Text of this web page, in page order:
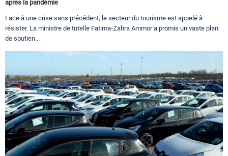
après la pandémie
Face à une crise sans précédent, le secteur du tourisme est appelé à
résister. La ministre de tutelle Fatima-Zahra Ammor a promis un vaste plan
de soutien...